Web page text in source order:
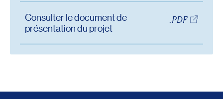
Consulter le document de
présentation du projet
.PDF